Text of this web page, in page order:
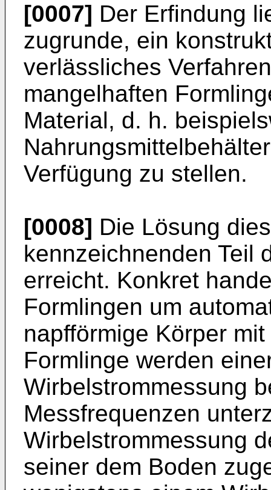
[0007] Der Erfindung
zugrunde, ein
verlässliches
mangelhaften
Material, d. h.
Verfügung zu stellen.
[0008] Die Lösung
kennzeichnenden Teil
erreicht. Konkret
Formlingen um
napfförmige Körper
Formlinge werden
Wirbelstrommessung
Messfrequenzen
Wirbelstrommessung
seiner dem Boden